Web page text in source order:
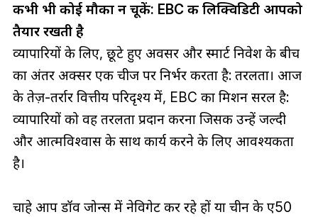
कभी भी कोई मौका न चूकें: EBC की लिक्विडिटी आपको
तैयार रखती है
व्यापारियों के लिए, छूटे हुए अवसर और स्मार्ट निवेश के बीच
का अंतर अक्सर एक चीज पर निर्भर करता है: तरलता। आज
के तेज़-तर्रार वित्तीय परिदृश्य में, EBC का मिशन सरल है:
व्यापारियों को वह तरलता प्रदान करना जिसकी उन्हें जल्दी
और आत्मविश्वास के साथ कार्य करने के लिए आवश्यकता
है।
चाहे आप डॉव जोन्स में नेविगेट कर रहे हों या चीन के ए50